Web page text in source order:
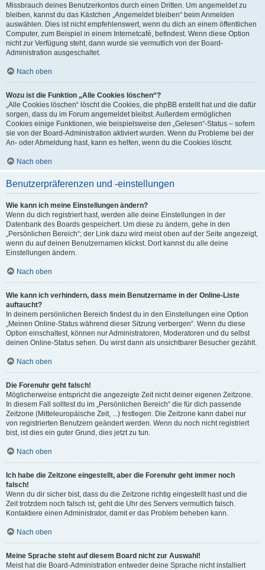
Missbrauch deines Benutzerkontos durch einen Dritten. Um angemeldet zu
bleiben, kannst du das Kästchen „Angemeldet bleiben“ beim Anmelden
auswählen. Dies ist nicht empfehlenswert, wenn du dich an einem öffentlichen
Computer, zum Beispiel in einem Internetcafé, befindest. Wenn diese Option
nicht zur Verfügung steht, dann wurde sie vermutlich von der Board-
Administration ausgeschaltet.
Nach oben
Wozu ist die Funktion „Alle Cookies löschen“?
„Alle Cookies löschen“ löscht die Cookies, die phpBB erstellt hat und die dafür
sorgen, dass du im Forum angemeldet bleibst. Außerdem ermöglichen
Cookies einige Funktionen, wie beispielsweise den „Gelesen“-Status – sofern
sie von der Board-Administration aktiviert wurden. Wenn du Probleme bei der
An- oder Abmeldung hast, kann es helfen, wenn du die Cookies löscht.
Nach oben
Benutzerpräferenzen und -einstellungen
Wie kann ich meine Einstellungen ändern?
Wenn du dich registriert hast, werden alle deine Einstellungen in der
Datenbank des Boards gespeichert. Um diese zu ändern, gehe in den
„Persönlichen Bereich“; der Link dazu wird meist oben auf der Seite angezeigt,
wenn du auf deinen Benutzernamen klickst. Dort kannst du alle deine
Einstellungen ändern.
Nach oben
Wie kann ich verhindern, dass mein Benutzername in der Online-Liste
auftaucht?
In deinem persönlichen Bereich findest du in den Einstellungen eine Option
„Meinen Online-Status während dieser Sitzung verbergen“. Wenn du diese
Option einschaltest, können nur Administratoren, Moderatoren und du selbst
deinen Online-Status sehen. Du wirst dann als unsichtbarer Besucher gezählt.
Nach oben
Die Forenuhr geht falsch!
Möglicherweise entspricht die angezeigte Zeit nicht deiner eigenen Zeitzone.
In diesem Fall solltest du im „Persönlichen Bereich“ die für dich passende
Zeitzone (Mitteleuropäische Zeit, ...) festlegen. Die Zeitzone kann dabei nur
von registrierten Benutzern geändert werden. Wenn du noch nicht registriert
bist, ist dies ein guter Grund, dies jetzt zu tun.
Nach oben
Ich habe die Zeitzone eingestellt, aber die Forenuhr geht immer noch
falsch!
Wenn du dir sicher bist, dass du die Zeitzone richtig eingestellt hast und die
Zeit trotzdem noch falsch ist, geht die Uhr des Servers vermutlich falsch.
Kontaktiere einen Administrator, damit er das Problem beheben kann.
Nach oben
Meine Sprache steht auf diesem Board nicht zur Auswahl!
Meist hat die Board-Administration entweder deine Sprache nicht installiert